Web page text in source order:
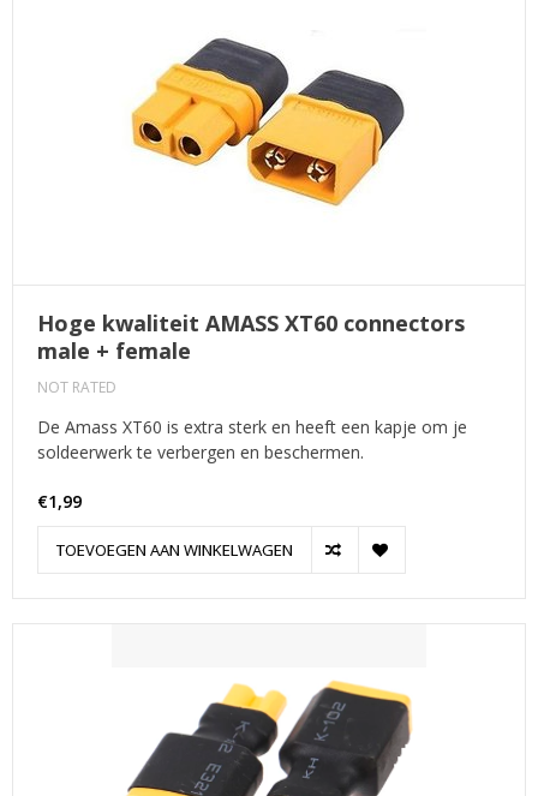
Hoge kwaliteit AMASS XT60 connectors
male + female
NOT RATED
De Amass XT60 is extra sterk en heeft een kapje om je
soldeerwerk te verbergen en beschermen.
€1,99
TOEVOEGEN AAN WINKELWAGEN